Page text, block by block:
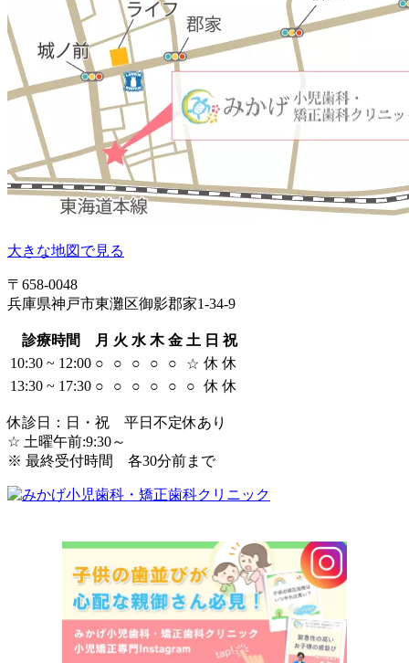
大きな地図で見る
〒658-0048
兵庫県神戸市東灘区御影郡家1-34-9
診療時間 月 火 水 木 金 土 日 祝
10:30 ~ 12:00 ○ ○ ○ ○ ○ ☆ 休 休
13:30 ~ 17:30 ○ ○ ○ ○ ○ ○ 休 休
休診日：日・祝 平日不定休あり
☆ 土曜午前:9:30～
※ 最終受付時間 各30分前まで